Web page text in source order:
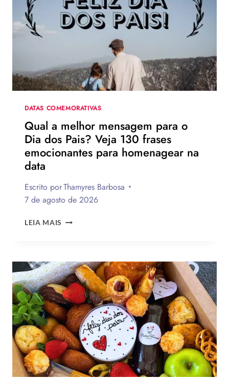
DATAS COMEMORATIVAS
Qual a melhor mensagem para o
Dia dos Pais? Veja 130 frases
emocionantes para homenagear na
data
Escrito porThamyres Barbosa
7 de agosto de 2026
LEIA MAIS QUAL
PARA
O
DIA
DOS
PAIS?
VEJA
130
FRASES
EMOCIONANTES
PARA
HOMENAGEAR